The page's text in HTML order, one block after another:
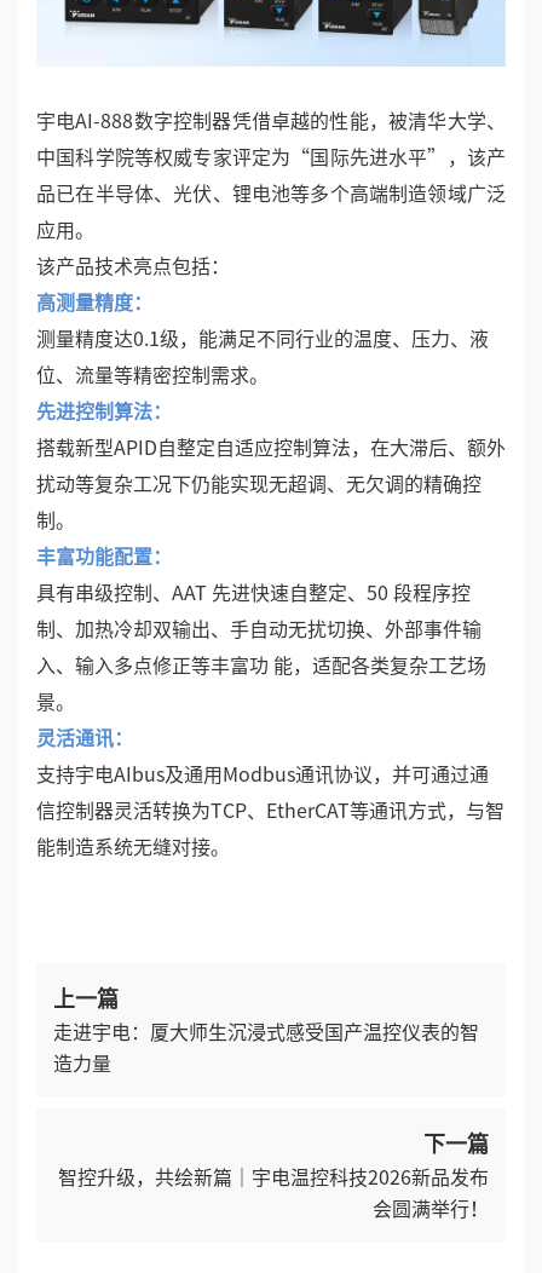
宇电AI-888数字控制器凭借卓越的性能，被清华大学、
中国科学院等权威专家评定为“国际先进水平”，该产
品已在半导体、光伏、锂电池等多个高端制造领域广泛
应用。
该产品技术亮点包括：
高测量精度：
测量精度达0.1级，能满足不同行业的温度、压力、液
位、流量等精密控制需求。
先进控制算法：
搭载新型APID自整定自适应控制算法，在大滞后、额外
扰动等复杂工况下仍能实现无超调、无欠调的精确控
制。
丰富功能配置：
具有串级控制、AAT 先进快速自整定、50 段程序控
制、加热冷却双输出、手自动无扰切换、外部事件输
入、输入多点修正等丰富功 能，适配各类复杂工艺场
景。
灵活通讯：
支持宇电AIbus及通用Modbus通讯协议，并可通过通
信控制器灵活转换为TCP、EtherCAT等通讯方式，与智
能制造系统无缝对接。
上一篇
走进宇电：厦大师生沉浸式感受国产温控仪表的智
造力量
下一篇
智控升级，共绘新篇｜宇电温控科技2026新品发布
会圆满举行！